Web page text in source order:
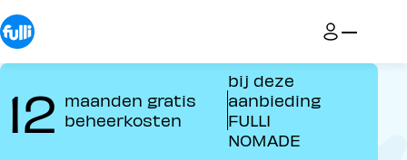
Overslaan
en
naar
de
gaan
12 maanden gratis
beheerkosten
bij deze
aanbieding
FULLI
NOMADE